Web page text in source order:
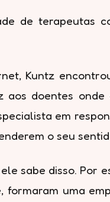
de terapeutas
Kuntz
aos doentes
em
o seu
ele sabe disso.
formaram uma